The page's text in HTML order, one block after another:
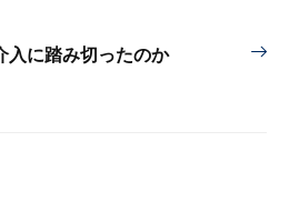
入に踏み切ったのか